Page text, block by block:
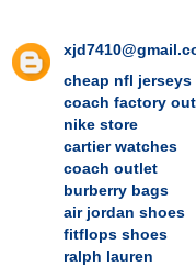
cheap nfl jerseys
coach factory
nike store
cartier watches
coach outlet
burberry bags
air jordan shoes
fitflops shoes
ralph lauren